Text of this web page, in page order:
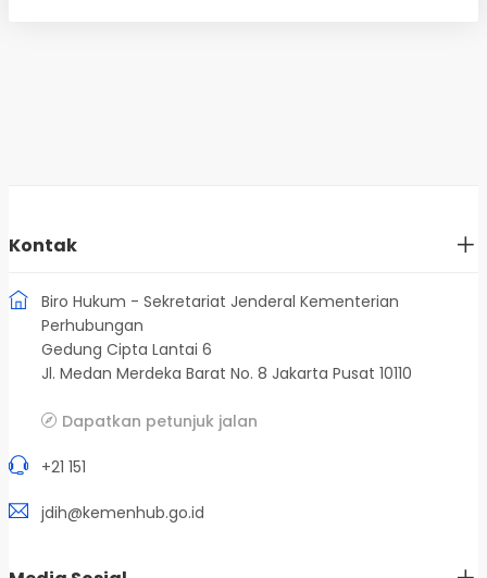
Kontak
Biro Hukum - Sekretariat Jenderal Kementerian
Perhubungan
Gedung Cipta Lantai 6
Jl. Medan Merdeka Barat No. 8 Jakarta Pusat 10110
Dapatkan petunjuk jalan
+21 151
jdih@kemenhub.go.id